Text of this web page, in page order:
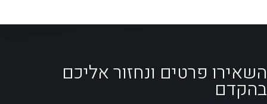
השאירו פרטים ונחזור אליכם
בהקדם